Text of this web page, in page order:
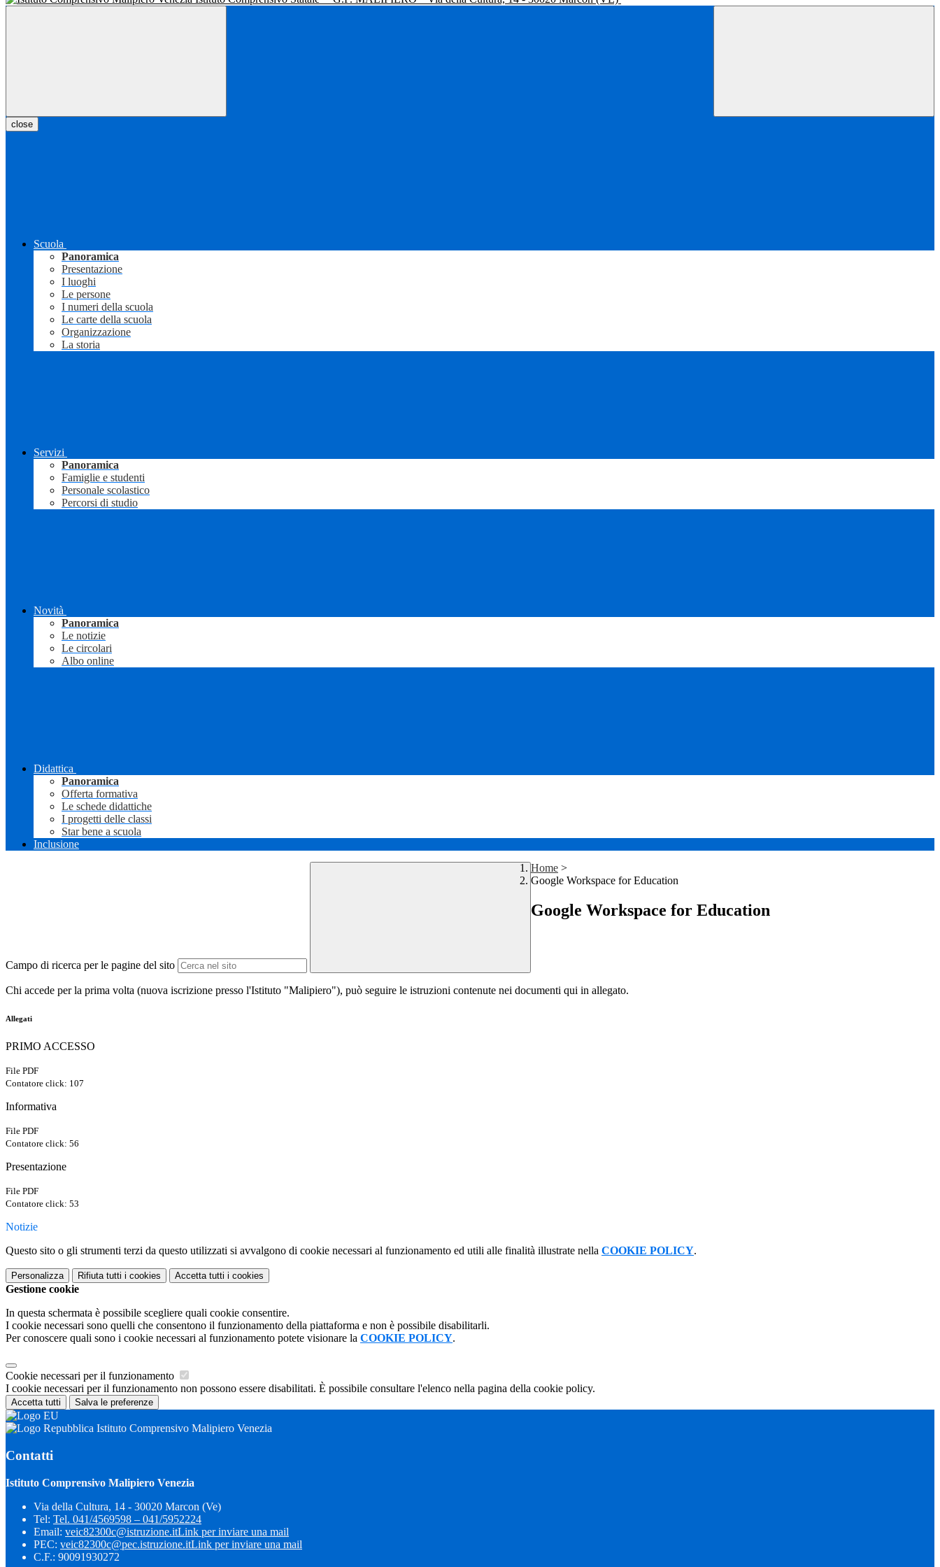
close
Scuola
Panoramica
Presentazione
I luoghi
Le persone
I numeri della scuola
Le carte della scuola
Organizzazione
La storia
Servizi
Panoramica
Famiglie e studenti
Personale scolastico
Percorsi di studio
Novità
Panoramica
Le notizie
Le circolari
Albo online
Didattica
Panoramica
Offerta formativa
Le schede didattiche
I progetti delle classi
Star bene a scuola
Inclusione
Campo di ricerca per le pagine del sito
Home >
Google Workspace for Education
Google Workspace for Education
Chi accede per la prima volta (nuova iscrizione presso l'Istituto "Malipiero"), può seguire le istruzioni contenute nei documenti qui in allegato.
Allegati
PRIMO ACCESSO
File PDF
Contatore click: 107
Informativa
File PDF
Contatore click: 56
Presentazione
File PDF
Contatore click: 53
Notizie
Questo sito o gli strumenti terzi da questo utilizzati si avvalgono di cookie necessari al funzionamento ed utili alle finalità illustrate nella COOKIE POLICY.
Personalizza Rifiuta tutti i cookies Accetta tutti i cookies
Gestione cookie
In questa schermata è possibile scegliere quali cookie consentire.
I cookie necessari sono quelli che consentono il funzionamento della piattaforma e non è possibile disabilitarli.
Per conoscere quali sono i cookie necessari al funzionamento potete visionare la COOKIE POLICY.
Cookie necessari per il funzionamento
I cookie necessari per il funzionamento non possono essere disabilitati. È possibile consultare l'elenco nella pagina della cookie policy.
Accetta tutti Salva le preferenze
Istituto Comprensivo Malipiero Venezia
Contatti
Istituto Comprensivo Malipiero Venezia
Via della Cultura, 14 - 30020 Marcon (Ve)
Tel: Tel. 041/4569598 – 041/5952224
Email: veic82300c@istruzione.itLink per inviare una mail
PEC: veic82300c@pec.istruzione.itLink per inviare una mail
C.F.: 90091930272